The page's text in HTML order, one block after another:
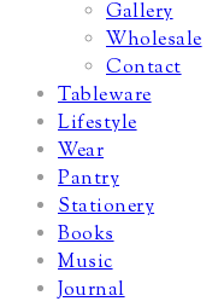
Gallery
Wholesale
Contact
Tableware
Lifestyle
Wear
Pantry
Stationery
Books
Music
Journal